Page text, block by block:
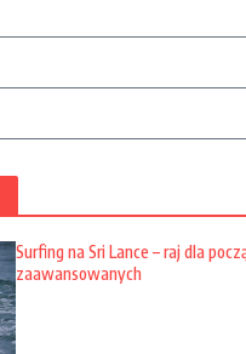
Surfing na Sri Lance – raj dla
zaawansowanych